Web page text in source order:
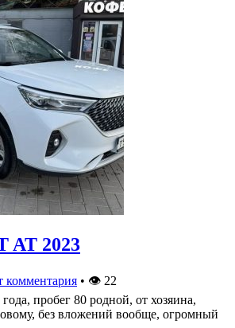
AT 2023
комментария • 👁 22
пробег 80 родной, от хозяина,
без вложений вообще, огромный